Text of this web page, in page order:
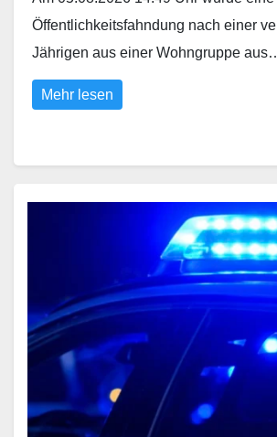
Öffentlichkeitsfahndung nach einer
Jährigen aus einer Wohngruppe
Mehr lesen